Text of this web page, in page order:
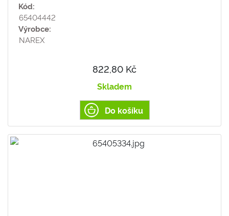
Kód:
65404442
Výrobce:
NAREX
822,80 Kč
Skladem
Do košíku